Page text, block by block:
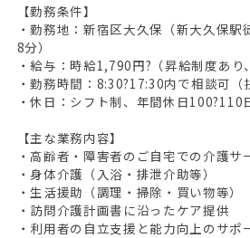
【勤務条件】
・勤務地：新宿区大久保（新大久保
8分）
・給与：時給1,790円?（昇給制度あり
・勤務時間：8:30?17:30内で相談可（
・休日：シフト制、年間休日100?110
【主な業務内容】
・高齢者・障害者のご自宅での介護サ
・身体介護（入浴・排泄介助等）
・生活援助（調理・掃除・買い物等）
・訪問介護計画書に沿ったケア提供
・利用者の自立支援と能力向上のサポ